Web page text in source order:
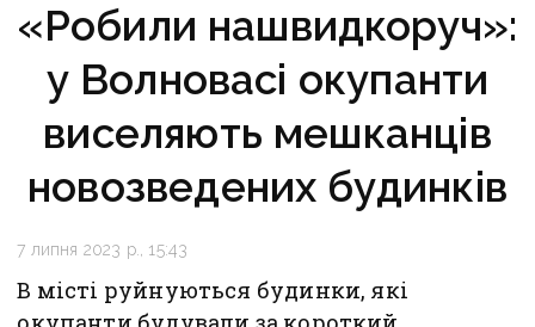
«Робили нашвидкоруч»:
у Волновасі окупанти
виселяють мешканців
новозведених будинків
7 липня 2023 р., 15:43
В місті руйнуються будинки, які